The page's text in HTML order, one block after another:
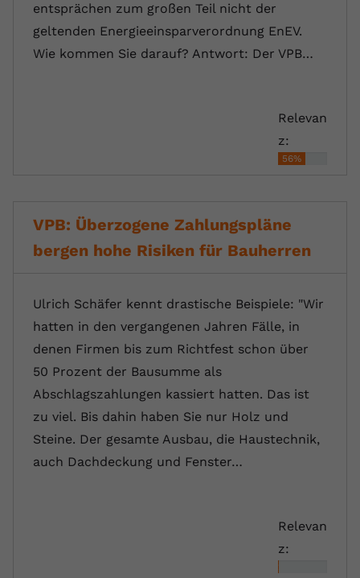
entsprächen zum großen Teil nicht der
geltenden Energieeinsparverordnung EnEV.
Wie kommen Sie darauf? Antwort: Der VPB…
Relevan
z:
56%
VPB: Überzogene Zahlungspläne
bergen hohe Risiken für Bauherren
Ulrich Schäfer kennt drastische Beispiele: "Wir
hatten in den vergangenen Jahren Fälle, in
denen Firmen bis zum Richtfest schon über
50 Prozent der Bausumme als
Abschlagszahlungen kassiert hatten. Das ist
zu viel. Bis dahin haben Sie nur Holz und
Steine. Der gesamte Ausbau, die Haustechnik,
auch Dachdeckung und Fenster…
Relevan
z: